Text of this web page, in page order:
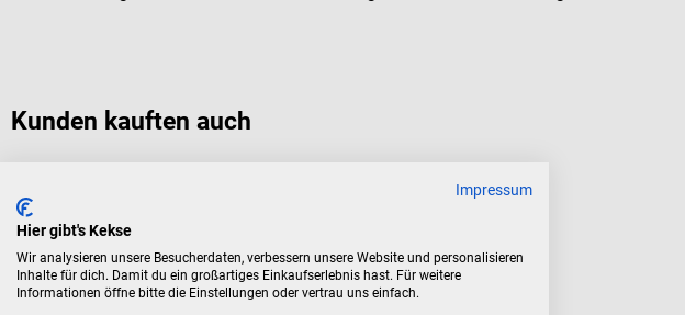
Kunden kauften auch
Dr. No
Einmal-Überschuhe
Mit Gummizug
Impressum
Hier gibt's Kekse
Wir analysieren unsere Besucherdaten, verbessern unsere Website und personalisieren
Inhalte für dich. Damit du ein großartiges Einkaufserlebnis hast. Für weitere
Informationen öffne bitte die Einstellungen oder vertrau uns einfach.